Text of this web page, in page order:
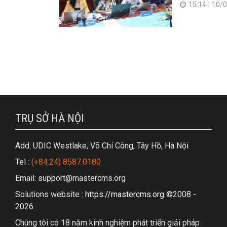
15:14 10/
TRỤ SỞ HÀ NỘI
Add: UDIC Westlake, Võ Chí Công, Tây Hồ, Hà Nội
Tel : (+84.24) 8587.0180
Email: support@mastercms.org
Solutions website : https://mastercms.org ©2008 -
2026
Chúng tôi có 18 năm kinh nghiệm phát triển giải pháp